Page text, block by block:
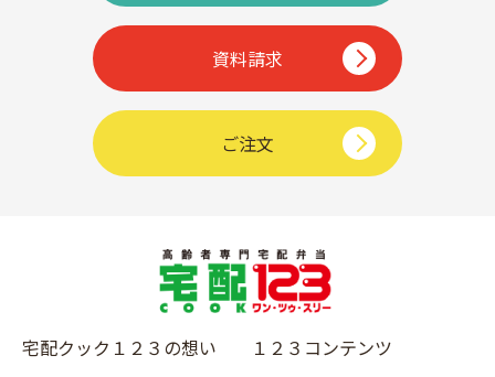
資料請求
ご注文
宅配クック１２３の想い
１２３コンテンツ